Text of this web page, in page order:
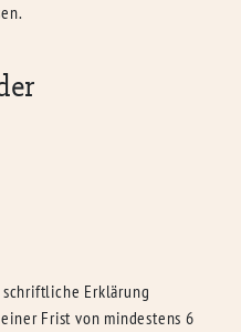
Erklärung
Frist von mindestens 6